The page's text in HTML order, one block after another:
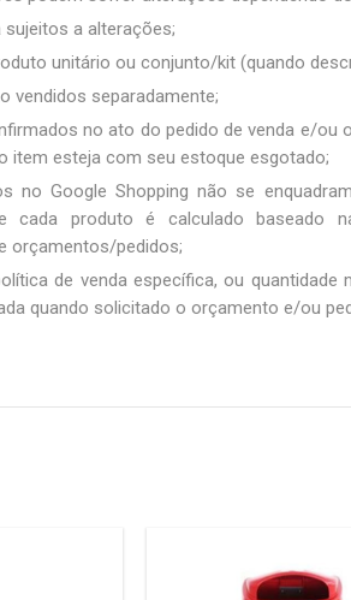
sujeitos a alterações;
unitário ou conjunto/kit (quando
vendidos separadamente;
no ato do pedido de venda e/ou
item esteja com seu estoque esgotado;
no Google Shopping não se
cada produto é calculado baseado
orçamentos/pedidos;
de venda específica, ou quantidade
quando solicitado o orçamento e/ou